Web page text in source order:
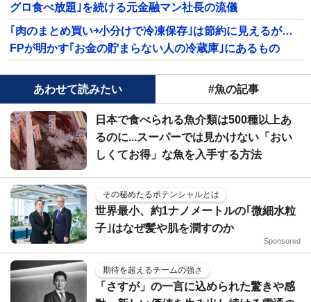
グロ食べ放題｣を続ける元金融マン社長の流儀
｢肉のまとめ買い￫小分けで冷凍保存｣は節約に見えるが…
FPが明かす｢お金の貯まらない人の冷蔵庫｣にあるもの
あわせて読みたい #魚の記事
日本で食べられる魚介類は500種以上あ
るのに...スーパーでは見かけない「おい
しくてお得」な魚を入手する方法
その秘めたるポテンシャルとは
世界最小、約1ナノメートルの｢微細水粒
子｣はなぜ髪や肌を潤すのか
Sponsored
期待を超えるチームの強さ
「さすが」の一言に込められた驚きや感